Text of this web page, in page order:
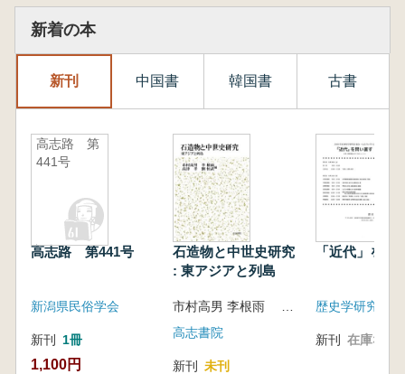
新着の本
新刊 中国書 韓国書 古書
高志路 第
441号
高志路 第441号
新潟県民俗学会
新刊 1冊
1,100円
石造物と中世史研究
: 東アジアと列島
高志書院
新刊 未刊
「近代」を問
歴史学研究会
新刊 在庫なし